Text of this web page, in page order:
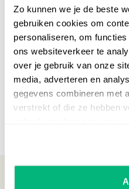
Zo kunnen we je de beste
gebruiken cookies om
personaliseren, om
ons websiteverkeer te
over je gebruik van onze
media, adverteren en
gegevens combineren met
verstrekt of die ze hebben
Meer weten?
Kom langs in de winkel en
Maak een afspraak.
Mechaniek
Aantal toetsen
Aantal pedalen
Inbouw silent system
mogelijk
Opslagmedium